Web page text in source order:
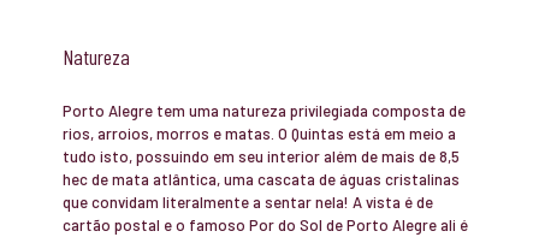
Natureza
Porto Alegre tem uma natureza privilegiada composta de
rios, arroios, morros e matas. O Quintas está em meio a
tudo isto, possuindo em seu interior além de mais de 8,5
hec de mata atlântica, uma cascata de águas cristalinas
que convidam literalmente a sentar nela! A vista é de
cartão postal e o famoso Por do Sol de Porto Alegre ali é